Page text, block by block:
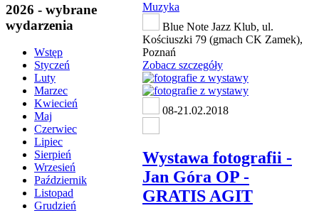
2026 - wybrane
wydarzenia
Wstęp
Styczeń
Luty
Marzec
Kwiecień
Maj
Czerwiec
Lipiec
Sierpień
Wrzesień
Październik
Listopad
Grudzień
Muzyka
Blue Note Jazz Klub, ul.
Kościuszki 79 (gmach CK Zamek),
Poznań
Zobacz szczegóły
08-21.02.2018
Wystawa fotografii -
Jan Góra OP -
GRATIS AGIT